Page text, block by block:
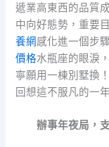
遞業高東西的品質
中向好態勢，重要
養網感化進一個步
價格水瓶座的眼淚
寧願用一棟別墅換
回想這不服凡的一
辦事年夜局，